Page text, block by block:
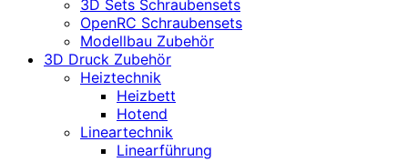
3D Sets Schraubensets
OpenRC Schraubensets
Modellbau Zubehör
3D Druck Zubehör
Heiztechnik
Heizbett
Hotend
Lineartechnik
Linearführung